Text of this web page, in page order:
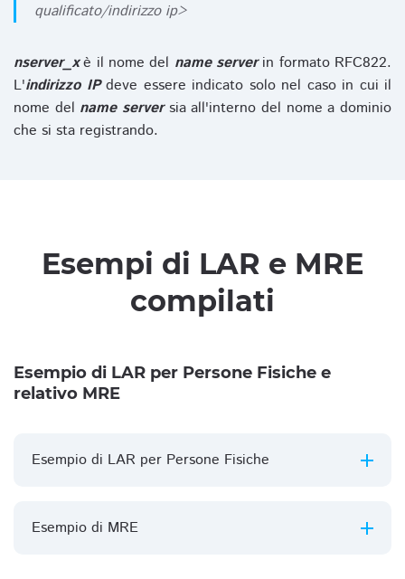
qualificato/indirizzo ip>
nserver_xè il nome del name serverin formato RFC822.
L'indirizzo IPdeve essere indicato solo nel caso in cui il
nome del name serversia all'interno del nome a dominio
che si sta registrando.
Esempi di LAR e MRE
compilati
Esempio di LAR per Persone Fisiche e
relativo MRE
Esempio di LAR per Persone Fisiche
Esempio di MRE